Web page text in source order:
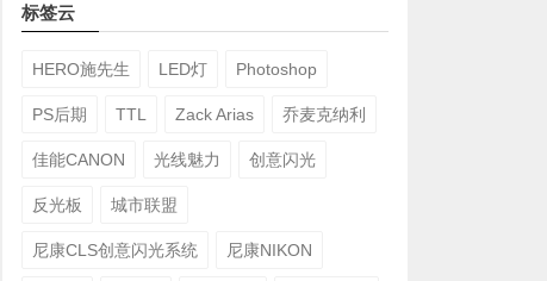
标签云
HERO施先生 LED灯 Photoshop
PS后期 TTL Zack Arias 乔麦克纳利
佳能CANON 光线魅力 创意闪光
反光板 城市联盟
尼康CLS创意闪光系统 尼康NIKON